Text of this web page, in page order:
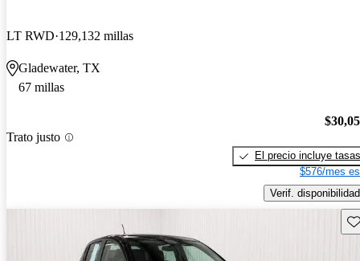
LT RWD 129,132 millas
Gladewater, TX
67 millas
Trato justo
El precio incluye tasas
$576/mes
Verif. disponibilidad